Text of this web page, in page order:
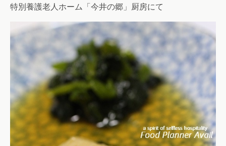
特別養護老人ホーム「今井の郷」厨房にて